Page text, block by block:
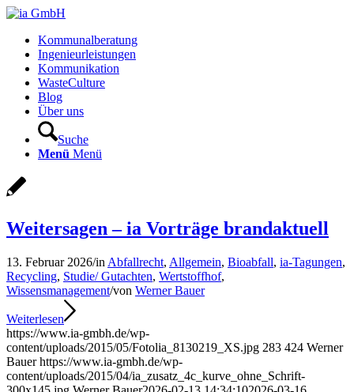
Kommunalberatung
Ingenieurleistungen
Kommunikation
WasteCulture
Blog
Über uns
Suche
Menü Menü
Weitersagen – ia Vorträge brandaktuell
13. Februar 2026/in Abfallrecht, Allgemein, Bioabfall, ia-Tagungen,
Recycling, Studie/ Gutachten, Wertstoffhof,
Wissensmanagement/von Werner Bauer
Weiterlesen
https://www.ia-gmbh.de/wp-
content/uploads/2015/05/Fotolia_8130219_XS.jpg 283 424 Werner
Bauer https://www.ia-gmbh.de/wp-
content/uploads/2015/04/ia_zusatz_4c_kurve_ohne_Schrift-